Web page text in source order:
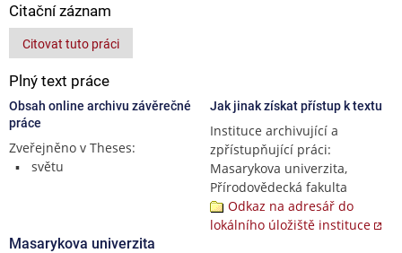
Citační záznam
Citovat tuto práci
Plný text práce
Obsah online archivu závěrečné
práce
Zveřejněno v Theses:
světu
Jak jinak získat přístup k textu
Instituce archivující a
zpřístupňující práci:
Masarykova univerzita,
Přírodovědecká fakulta
Odkaz na adresář do
lokálního úložiště instituce
Masarykova univerzita